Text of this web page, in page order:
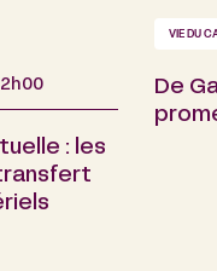
: les
VIE DU
De